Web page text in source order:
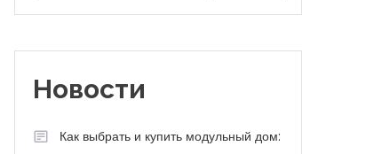
Новости
Как выбрать и купить модульный дом: